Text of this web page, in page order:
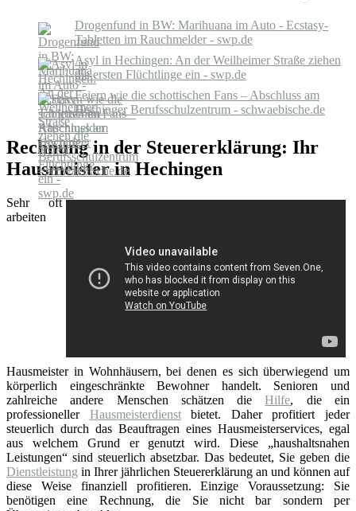
Drogenfund in BW: Marihuana im Auto - Ecstasy-
Tabletten im Rauchmelder - swp.de
Asyl in Hechingen: An der Weilheimer Straße ziehen
die ersten Flüchtlinge ein - swp.de
Feiern wie die schottischen Fans – Abschluss am
Hechinger Berufsschulzentrum - schwaebische.de
Rechnung in der Steuererklärung: Ihr
Hausmeister in Hechingen
Sehr oft
arbeiten
Hausmeister in Wohnhäusern, bei denen es sich überwiegend um
körperlich eingeschränkte Bewohner handelt. Senioren und
zahlreiche andere Menschen schätzen dieHilfe, die ein
professioneller Hausmeisterdienstbietet. Daher profitiert jeder
steuerlich durch das Beauftragen eines Hausmeisterservices, egal
aus welchem Grund er genutzt wird. Diese „haushaltsnahen
Leistungen“ sind steuerlich absetzbar. Das bedeutet, Sie geben die
Dienstleistung in Ihrer jährlichen Steuererklärung an und können auf
diese Weise finanziell profitieren. Einzige Voraussetzung: Sie
benötigen eine Rechnung, die Sie nicht bar sondern per